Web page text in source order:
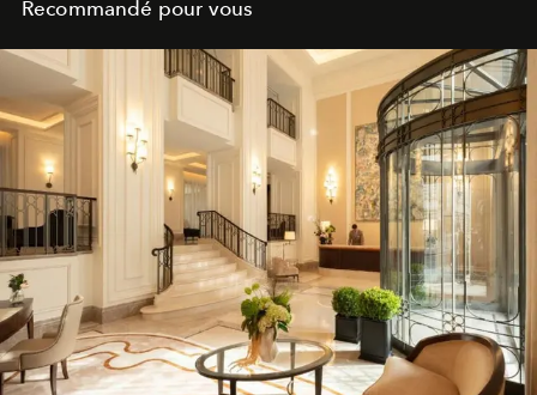
Recommandé pour vous